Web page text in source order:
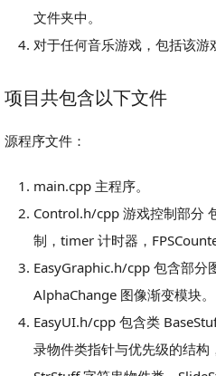
文件夹中。
对于任何音乐游戏，包括该游
项目共包含以下文件
源程序文件：
main.cpp 主程序。
Control.h/cpp 游戏控制部分
制，timer 计时器，
EasyGraphic.h/cpp 包含部分
AlphaChange 图像渐变模块。
EasyUI.h/cpp 包含类
录物件类指针与优先级的结构